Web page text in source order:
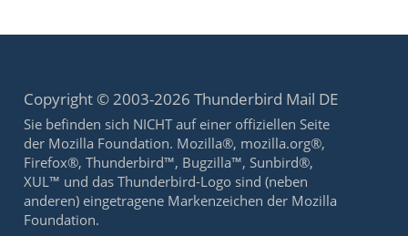
Copyright © 2003-2026 Thunderbird Mail DE
Sie befinden sich NICHT auf einer offiziellen Seite
der Mozilla Foundation. Mozilla®, mozilla.org®,
Firefox®, Thunderbird™, Bugzilla™, Sunbird®,
XUL™ und das Thunderbird-Logo sind (neben
anderen) eingetragene Markenzeichen der Mozilla
Foundation.